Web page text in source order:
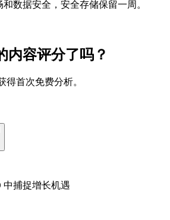
数据安全，安全存储保留一周。
内容评分了吗？
得首次免费分析。
中捕捉增长机遇